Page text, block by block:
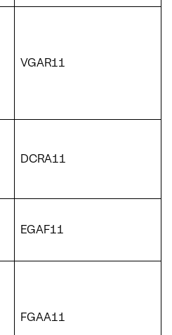
VGAR11
DCRA11
EGAF11
FGAA11